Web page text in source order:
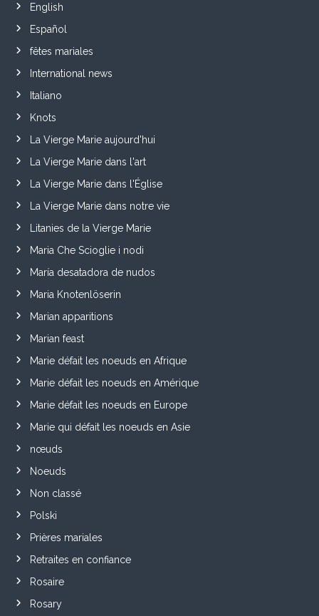
English
Español
fêtes mariales
International news
Italiano
Knots
La Vierge Marie aujourd'hui
La Vierge Marie dans l'art
La Vierge Marie dans l'Église
La Vierge Marie dans notre vie
Litanies de la Vierge Marie
Maria Che Scioglie i nodi
María desatadora de nudos
Maria Knotenlöserin
Marian apparitions
Marian feast
Marie défait les noeuds en Afrique
Marie défait les noeuds en Amérique
Marie défait les noeuds en Europe
Marie qui défait les noeuds en Asie
nœuds
Noeuds
Non classé
Polski
Prières mariales
Retraites en confiance
Rosaire
Rosary